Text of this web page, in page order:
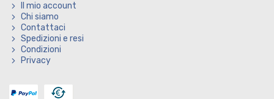
Il mio account
Chi siamo
Contattaci
Spedizioni e resi
Condizioni
Privacy